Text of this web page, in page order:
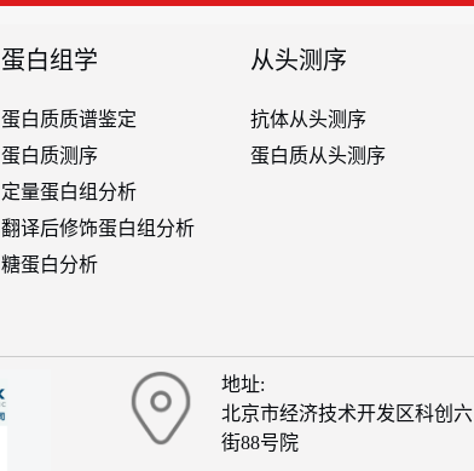
蛋白组学
蛋白质质谱鉴定
蛋白质测序
定量蛋白组分析
翻译后修饰蛋白组分析
糖蛋白分析
从头测序
抗体从头测序
蛋白质从头测序
地址:
北京市经济技术开发区科创六
街88号院